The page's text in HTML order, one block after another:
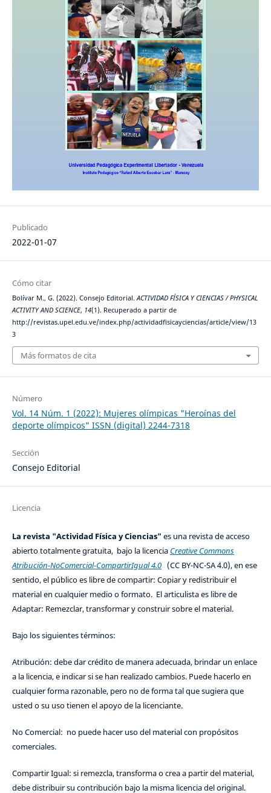
Publicado
2022-01-07
Cómo citar
Bolívar M., G. (2022). Consejo Editorial. ACTIVIDAD FÍSICA Y CIENCIAS / PHYSICAL
ACTIVITY AND SCIENCE, 14(1). Recuperado a partir de
http://revistas.upel.edu.ve/index.php/actividadfisicayciencias/article/view/13
3
Más formatos de cita
Número
Vol. 14 Núm. 1 (2022): Mujeres olímpicas "Heroínas del
deporte olímpicos" ISSN (digital) 2244-7318
Sección
Consejo Editorial
Licencia
La revista "Actividad Física y Ciencias" es una revista de acceso
abierto totalmente gratuita, bajo la licencia Creative Commons
Atribución-NoComercial-CompartirIgual 4.0(CC BY-NC-SA 4.0), en ese
sentido, el público es libre de compartir: Copiar y redistribuir el
material en cualquier medio o formato. El articulista es libre de
Adaptar: Remezclar, transformar y construir sobre el material.
Bajo los siguientes términos:
Atribución: debe dar crédito de manera adecuada, brindar un enlace
a la licencia, e indicar si se han realizado cambios. Puede hacerlo en
cualquier forma razonable, pero no de forma tal que sugiera que
usted o su uso tienen el apoyo de la licenciante.
No Comercial: no puede hacer uso del material con propósitos
comerciales.
Compartir Igual: si remezcla, transforma o crea a partir del material,
debe distribuir su contribución bajo la misma licencia del original.